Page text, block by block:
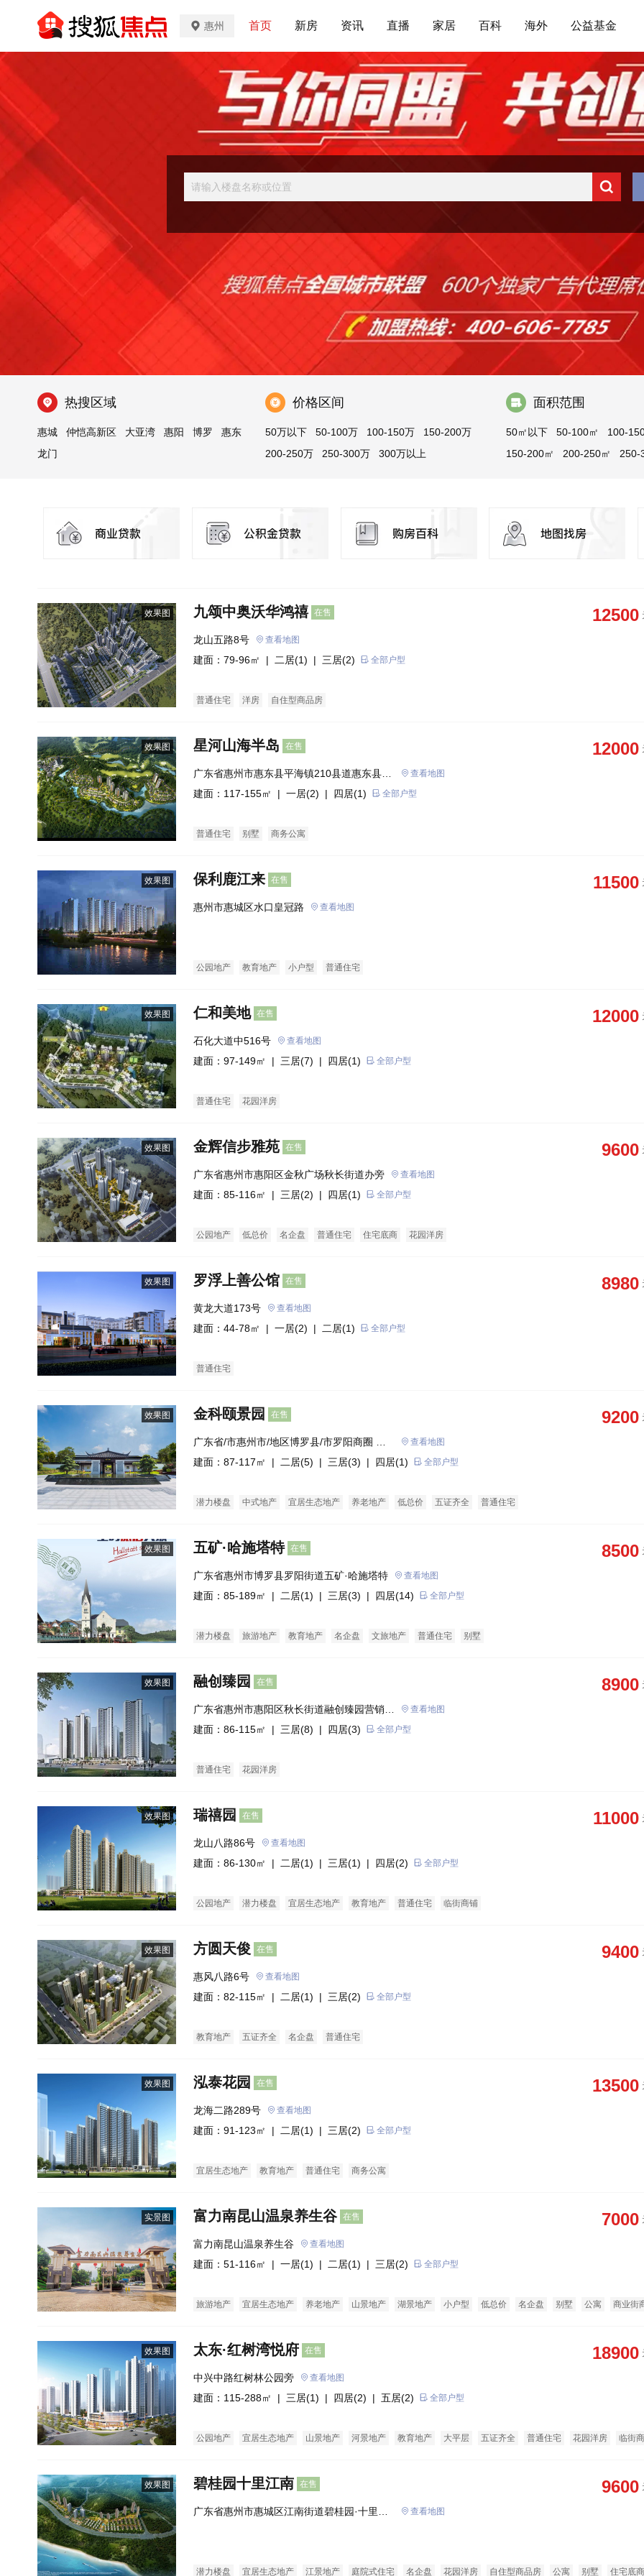
惠州 首页 新房 资讯 直播 家居 百科 海外 公益基金
热搜区域
惠城 仲恺高新区 大亚湾 惠阳 博罗
惠东
龙门
价格区间
50万以下 50-100万 100-150万
150-200万
200-250万
250-300万 300万以上
面积范围
50㎡以下 50-100㎡
100-
150-200㎡
200-250㎡
250-
效果图 九颂中奥沃华鸿禧 在售 12500
龙山五路8号 查看地图
建面：79-96㎡ | 二居(1) | 三居(2) 全部户型
普通住宅 洋房 自住型商品房
效果图 星河山海半岛 在售 12000
广东省惠州市惠东县平海镇210县道惠东县巽
寮滨海旅游度假区
查看地图
建面：117-155㎡ | 一居(2) | 四居(1) 全部户型
普通住宅 别墅 商务公寓
效果图 保利鹿江来 在售 11500
惠州市惠城区水口皇冠路 查看地图
公园地产 教育地产 小户型 普通住宅
效果图 仁和美地 在售 12000
石化大道中516号 查看地图
建面：97-149㎡ | 三居(7) | 四居(1) 全部户型
普通住宅 花园洋房
效果图 金辉信步雅苑 在售 9600
广东省惠州市惠阳区金秋广场秋长街道办旁 查看地图
建面：85-116㎡ | 三居(2) | 四居(1) 全部户型
公园地产 低总价 名企盘 普通住宅 住宅底商 花园洋房
效果图 罗浮上善公馆 在售 8980
黄龙大道173号 查看地图
建面：44-78㎡ | 一居(2) | 二居(1) 全部户型
普通住宅
效果图 金科颐景园 在售 9200
广东省/市惠州市/地区博罗县/市罗阳商圈 惠
州市惠博大道595号
查看地图
建面：87-117㎡ | 二居(5) | 三居(3) | 四居(1) 全部户型
潜力楼盘 中式地产 宜居生态地产 养老地产 低总价 五证齐全 普通住宅
效果图 五矿·哈施塔特 在售 8500
广东省惠州市博罗县罗阳街道五矿·哈施塔特 查看地图
建面：85-189㎡ | 二居(1) | 三居(3) | 四居(14) 全部户型
潜力楼盘 旅游地产 教育地产 名企盘 文旅地产 普通住宅 别墅
效果图 融创臻园 在售 8900
广东省惠州市惠阳区秋长街道融创臻园营销中
心(建设中)融创玖樟台
查看地图
建面：86-115㎡ | 三居(8) | 四居(3) 全部户型
普通住宅 花园洋房
效果图 瑞禧园 在售 11000
龙山八路86号 查看地图
建面：86-130㎡ | 二居(1) | 三居(1) | 四居(2) 全部户型
公园地产 潜力楼盘 宜居生态地产 教育地产 普通住宅 临街商铺
效果图 方圆天俊 在售 9400
惠风八路6号 查看地图
建面：82-115㎡ | 二居(1) | 三居(2) 全部户型
教育地产 五证齐全 名企盘 普通住宅
效果图 泓泰花园 在售 13500
龙海二路289号 查看地图
建面：91-123㎡ | 二居(1) | 三居(2) 全部户型
宜居生态地产 教育地产 普通住宅 商务公寓
实景图 富力南昆山温泉养生谷 在售 7000
富力南昆山温泉养生谷 查看地图
建面：51-116㎡ | 一居(1) | 二居(1) | 三居(2) 全部户型
旅游地产 宜居生态地产 养老地产 山景地产 湖景地产 小户型 低总价 名企盘 别墅 公寓 商业街
效果图 太东·红树湾悦府 在售 18900
中兴中路红树林公园旁 查看地图
建面：115-288㎡ | 三居(1) | 四居(2) | 五居(2) 全部户型
公园地产 宜居生态地产 山景地产 河景地产 教育地产 大平层 五证齐全 普通住宅 花园洋房 临街
效果图 碧桂园十里江南 在售 9600
广东省惠州市惠城区江南街道碧桂园·十里江
查看地图
潜力楼盘 宜居生态地产 江景地产 庭院式住宅 名企盘 花园洋房 自住型商品房 公寓 别墅 住宅底商